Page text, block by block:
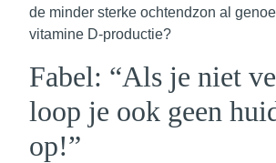
de minder sterke ochtendzon al
vitamine D-productie?
Fabel: “Als je niet
loop je ook geen
op!”